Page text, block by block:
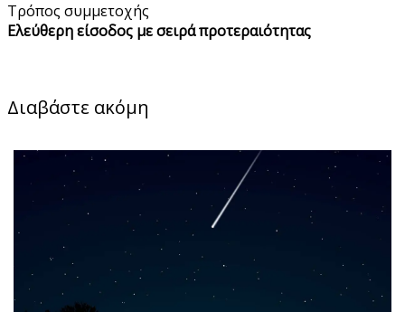
Τρόπος συμμετοχής
Ελεύθερη είσοδος με σειρά προτεραιότητας
Διαβάστε ακόμη